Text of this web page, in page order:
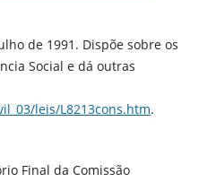
de 1991. Dispõe sobre os
Social e dá outras
leis/L8213cons.htm.
Final da Comissão